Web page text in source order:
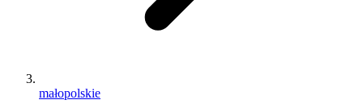
małopolskie